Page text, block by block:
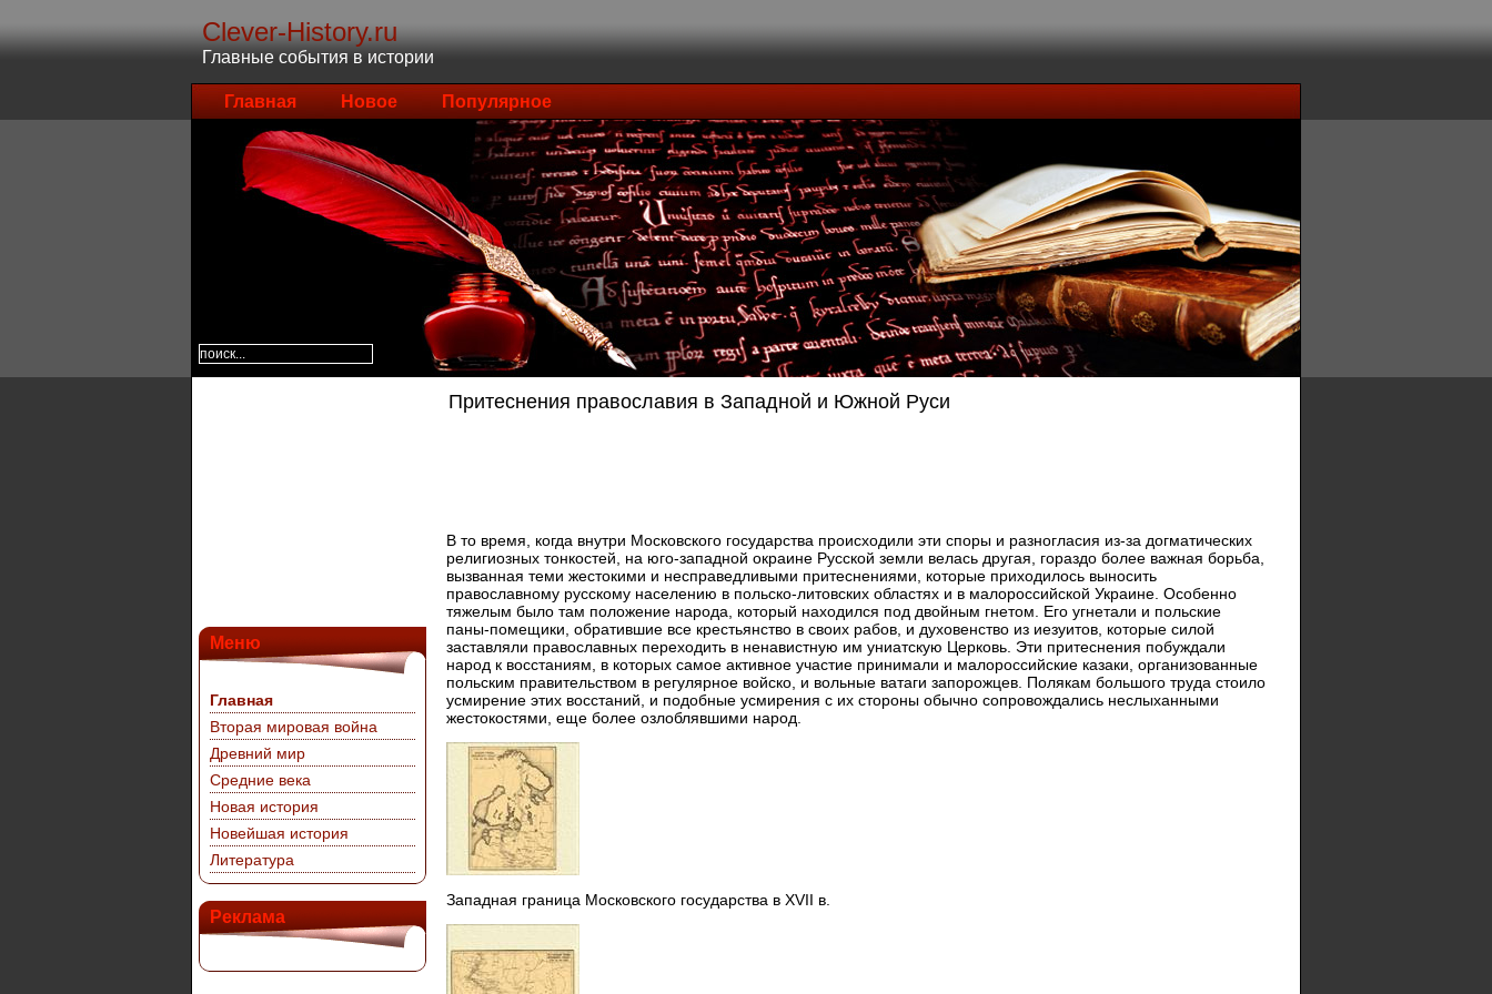
Clever-History.ru
Главные события в истории
Главная Новое Популярное
Меню
Главная
Вторая мировая война
Древний мир
Средние века
Новая история
Новейшая история
Литература
Реклама
Притеснения православия в Западной и Южной Руси
В то время, когда внутри Московского государства происходили эти споры и разногласия из-за догматических
религиозных тонкостей, на юго-западной окраине Русской земли велась другая, гораздо более важная борьба,
вызванная теми жестокими и несправедливыми притеснениями, которые приходилось выносить
православному русскому населению в польско-литовских областях и в малороссийской Украине. Особенно
тяжелым было там положение народа, который находился под двойным гнетом. Его угнетали и польские
паны-помещики, обратившие все крестьянство в своих рабов, и духовенство из иезуитов, которые силой
заставляли православных переходить в ненавистную им униатскую Церковь. Эти притеснения побуждали
народ к восстаниям, в которых самое активное участие принимали и малороссийские казаки, организованные
польским правительством в регулярное войско, и вольные ватаги запорожцев. Полякам большого труда стоило
усмирение этих восстаний, и подобные усмирения с их стороны обычно сопровождались неслыханными
жестокостями, еще более озлоблявшими народ.
Западная граница Московского государства в XVII в.